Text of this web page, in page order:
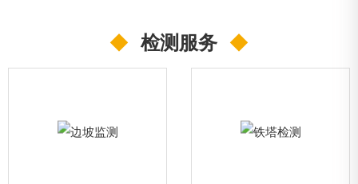
◆ 检测服务 ◆